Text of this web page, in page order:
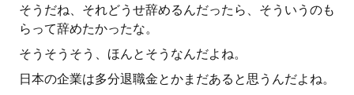
そうだね、それどうせ辞めるんだったら、そういうのも
らって辞めたかったな。
そうそうそう、ほんとそうなんだよね。
日本の企業は多分退職金とかまだあると思うんだよね。